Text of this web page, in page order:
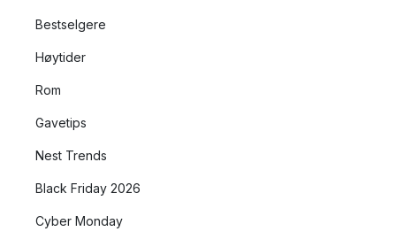
Bestselgere
Høytider
Rom
Gavetips
Nest Trends
Black Friday 2026
Cyber Monday